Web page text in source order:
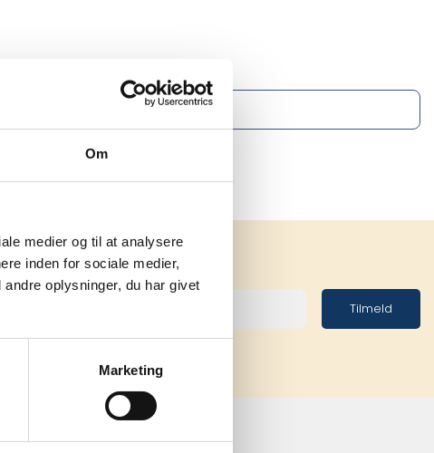
Om
medier og til at analysere
inden for sociale medier,
oplysninger, du har givet
Marketing
Tilmeld